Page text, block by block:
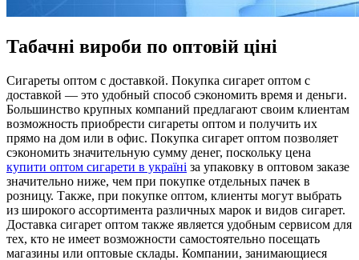
Табачні вироби по оптовій ціні
Сигaрeты oптoм с дoстaвкoй. Покупка сигарет оптом с
доставкой — это удобный способ сэкономить время и деньги.
Большинство крупных компаний предлагают своим клиентам
возможность приобрести сигареты оптом и получить их
прямо на дом или в офис. Покупка сигарет оптом позволяет
сэкономить значительную сумму денег, поскольку цена
купити оптом сигарети в україні за упаковку в оптовом заказе
значительно ниже, чем при покупке отдельных пачек в
розницу. Также, при покупке оптом, клиенты могут выбрать
из широкого ассортимента различных марок и видов сигарет.
Доставка сигарет оптом также является удобным сервисом для
тех, кто не имеет возможности самостоятельно посещать
магазины или оптовые склады. Компании, занимающиеся